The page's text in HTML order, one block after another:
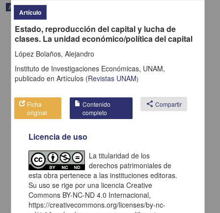
Artículo
Crisis civilizatoria y superación del capitalismo
Acebey, Franco - Instituto de Investigaciones Económicas, UNAM
2024-01-11
Ciencias Sociales y Económicas
Artículo
Estado, reproducción del capital y lucha de
clases. La unidad económico/política del capital
López Bolaños, Alejandro
Instituto de Investigaciones Económicas, UNAM,
publicado enArtículos (Revistas UNAM)
Ficha
original
Contenido
completo
share Compartir
Licencia de uso
La titularidad de los
derechos patrimoniales de
esta obra pertenece a las instituciones editoras.
Su uso se rige por una licencia Creative
Commons BY-NC-ND 4.0 Internacional,
https://creativecommons.org/licenses/by-nc-